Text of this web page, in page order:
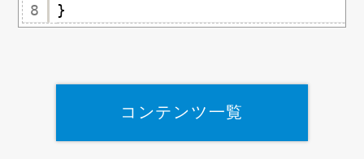
8
}
コンテンツ一覧